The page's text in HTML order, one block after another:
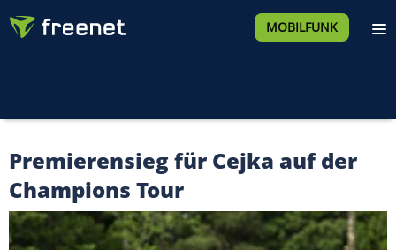
MOBILFUNK
Premierensieg für Cejka auf der
Champions Tour